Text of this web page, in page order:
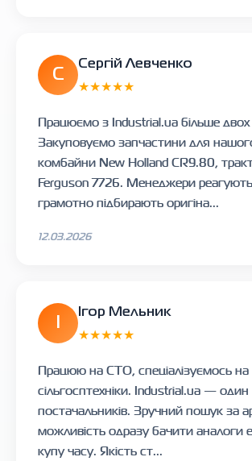
С
Сергій Левченко
★★★★★
Працюємо з Industrial.ua більше двох
Закуповуємо запчастини для
комбайни New Holland CR9.80,
Ferguson 7726. Менеджери
грамотно підбирають оригіна...
12.03.2026
Ігор Мельник
★★★★★
Працюю на СТО, спеціалізуємось на
сільгосптехніки. Industrial.ua —
постачальників. Зручний пошук за
можливість одразу бачити аналоги
купу часу. Якість ст...